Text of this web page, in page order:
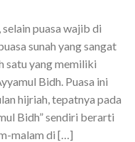
puasa wajib di
sunah yang sangat
satu yang memiliki
Bidh. Puasa ini
hijriah, tepatnya pada
Bidh” sendiri berarti
malam di […]